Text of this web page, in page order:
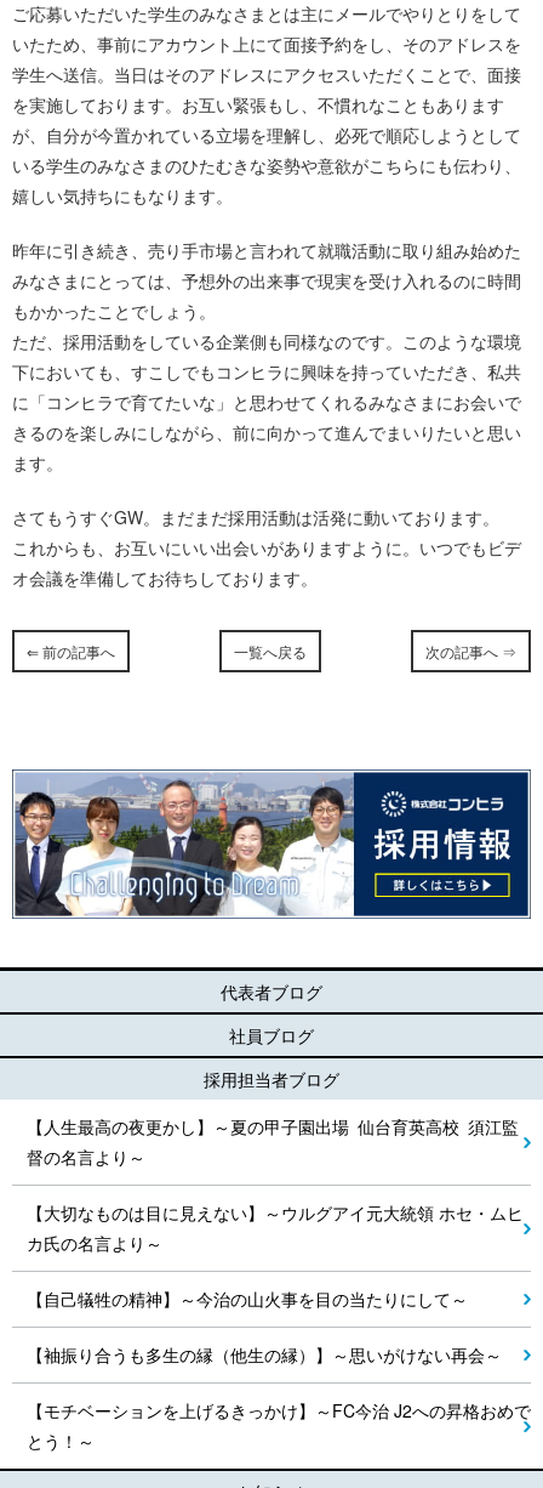
ご応募いただいた学生のみなさまとは主にメールでやりとりをして
いたため、事前にアカウント上にて面接予約をし、そのアドレスを
学生へ送信。当日はそのアドレスにアクセスいただくことで、面接
を実施しております。お互い緊張もし、不慣れなこともあります
が、自分が今置かれている立場を理解し、必死で順応しようとして
いる学生のみなさまのひたむきな姿勢や意欲がこちらにも伝わり、
嬉しい気持ちにもなります。
昨年に引き続き、売り手市場と言われて就職活動に取り組み始めた
みなさまにとっては、予想外の出来事で現実を受け入れるのに時間
もかかったことでしょう。
ただ、採用活動をしている企業側も同様なのです。このような環境
下においても、すこしでもコンヒラに興味を持っていただき、私共
に「コンヒラで育てたいな」と思わせてくれるみなさまにお会いで
きるのを楽しみにしながら、前に向かって進んでまいりたいと思い
ます。
さてもうすぐGW。まだまだ採用活動は活発に動いております。
これからも、お互いにいい出会いがありますように。いつでもビデ
オ会議を準備してお待ちしております。
⇐ 前の記事へ 一覧へ戻る 次の記事へ ⇒
代表者ブログ
社員ブログ
採用担当者ブログ
【人生最高の夜更かし】～夏の甲子園出場 仙台育英高校 須江監
督の名言より～
【大切なものは目に見えない】～ウルグアイ元大統領 ホセ・ムヒ
カ氏の名言より～
【自己犠牲の精神】～今治の山火事を目の当たりにして～
【袖振り合うも多生の縁（他生の縁）】～思いがけない再会～
【モチベーションを上げるきっかけ】～FC今治 J2への昇格おめで
とう！～